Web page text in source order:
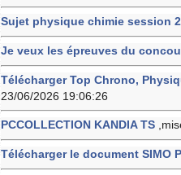
Sujet physique chimie session
Je veux les épreuves du
Télécharger Top Chrono,
23/06/2026 19:06:26
PCCOLLECTION KANDIA TS
Télécharger le document SIMO